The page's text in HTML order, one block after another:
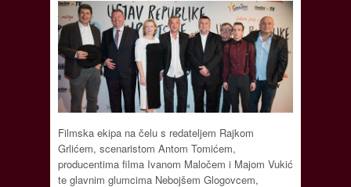
Filmska ekipa na čelu s redateljem Rajkom
Grlićem, scenaristom Antom Tomićem,
producentima filma Ivanom Maločem i Majom Vukić
te glavnim glumcima Nebojšem Glogovcem,